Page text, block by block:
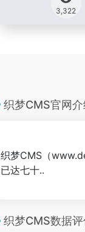
3,322
织梦CMS官网介
织梦CMS（
已达七十..
织梦CMS数据